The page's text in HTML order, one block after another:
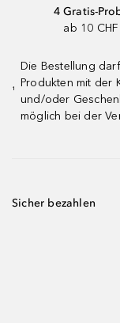
4 Gratis-
ab 10 CHF
¹
Die Bestellung
Produkten mit der
und/oder
möglich bei der
Sicher bezahlen